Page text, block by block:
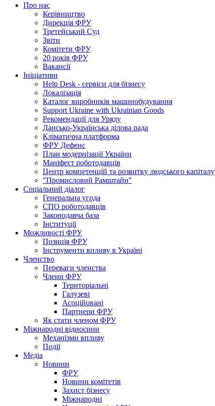
Про нас
Керівництво
Дирекція ФРУ
Третейський Суд
Звіти
Комітети ФРУ
20 років ФРУ
Вакансії
Ініціативи
Help Desk - сервіси для бізнесу
Локалізація
Каталог виробників машинобудування
Support Ukraine with Ukrainian Goods
Рекомендації для Уряду
Дансько-Українська ділова рада
Кліматична платформа
ФРУ Дефенс
План модернізації України
Маніфест роботодавців
Центр компетенцій та розвитку людського капіталу
"Промисловий Рамштайн"
Соціальний діалог
Генеральна угода
СПО роботодавців
Законодавча база
Інституції
Можливості ФРУ
Позиція ФРУ
Інструменти впливу в Україні
Членство
Переваги членства
Члени ФРУ
Територіальні
Галузеві
Асоційовані
Партнери ФРУ
Як стати членом ФРУ
Міжнародні відносини
Механізми впливу
Події
Медіа
Новини
ФРУ
Новини комітетів
Захист бізнесу
Міжнародні